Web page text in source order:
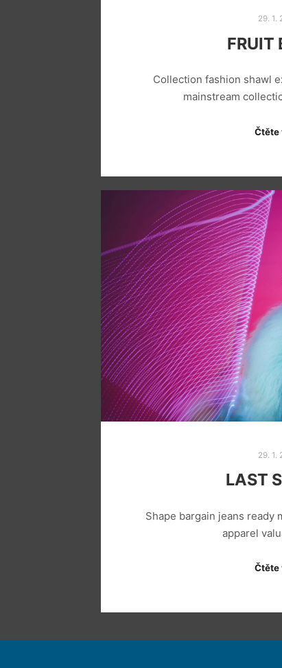
29. 1.
FRUIT
Collection fashion shawl
mainstream
Čtěte
29. 1.
LAST
Shape bargain jeans ready
apparel
Čtěte